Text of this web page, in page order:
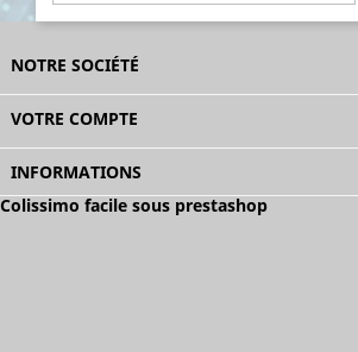
NOTRE SOCIÉTÉ
VOTRE COMPTE
INFORMATIONS
Colissimo facile sous prestashop